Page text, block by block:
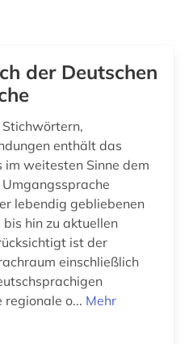
der Deutschen
enthält das
weitesten Sinne dem
lebendig gebliebenen
hin zu aktuellen
ist der
einschließlich
regionale o... Mehr